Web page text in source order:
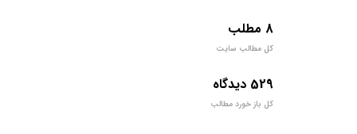
8 مطلب
کل مطالب سایت
529 دیدگاه
کل باز خورد مطالب